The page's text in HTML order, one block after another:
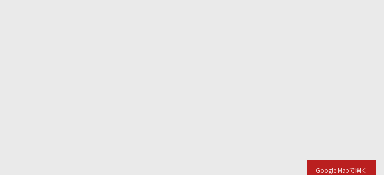
Google Mapで開く